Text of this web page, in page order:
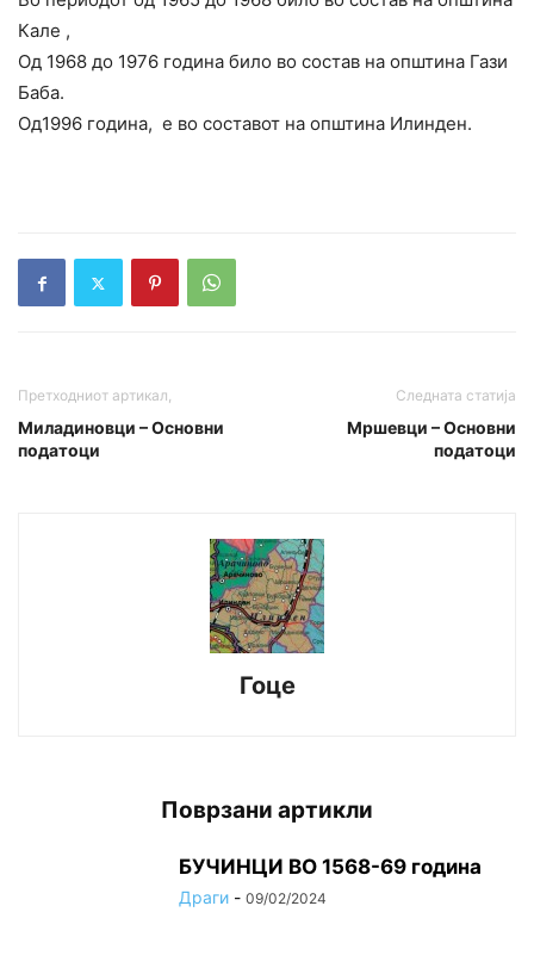
Кале ,
Од 1968 до 1976 година било во состав на општина Гази
Баба.
Од1996 година, е во составот на општина Илинден.
Претходниот артикал,
Миладиновци – Основни
податоци
Следната статија
Мршевци – Основни
податоци
Гоце
Поврзани артикли
БУЧИНЦИ ВО 1568-69 година
Драги - 09/02/2024